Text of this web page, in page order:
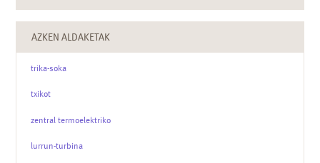
AZKEN ALDAKETAK
trika-soka
txikot
zentral termoelektriko
lurrun-turbina